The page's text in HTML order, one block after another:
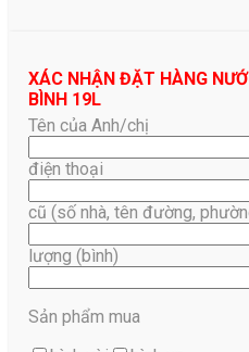
XÁC NHẬN ĐẶT HÀNG
BÌNH 19L
Tên của Anh/chị
điện thoại
cũ (số nhà, tên đường,
lượng (bình)
Sản phẩm mua